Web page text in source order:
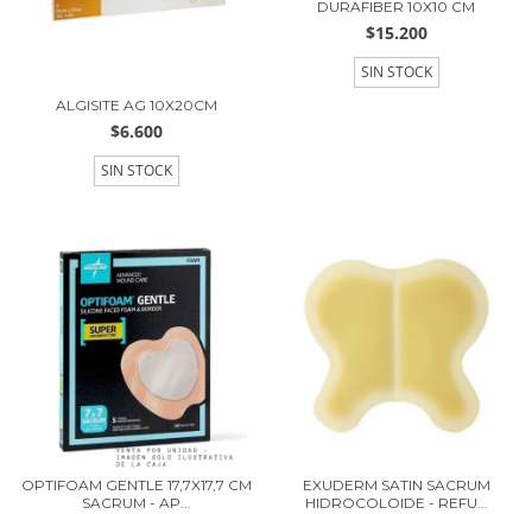
ALGISITE AG 10X20CM
$6.600
SIN STOCK
DURAFIBER 10X10 CM
$15.200
SIN STOCK
OPTIFOAM GENTLE 17,7X17,7 CM
SACRUM - AP...
EXUDERM SATIN SACRUM
HIDROCOLOIDE - REFU...